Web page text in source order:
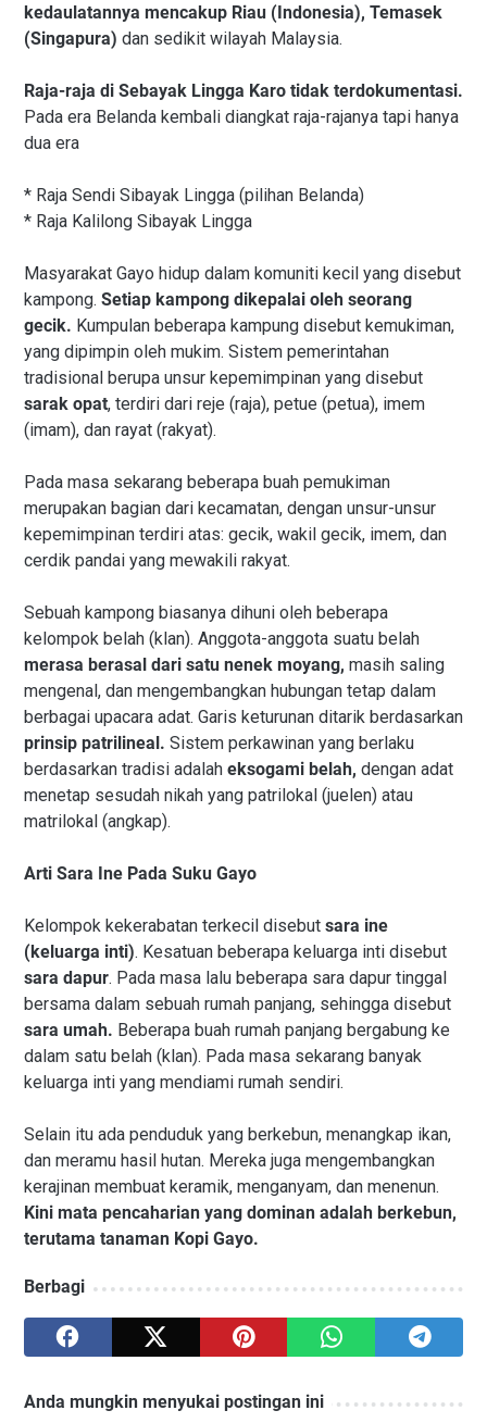
kedaulatannya mencakup Riau (Indonesia), Temasek
(Singapura) dan sedikit wilayah Malaysia.
Raja-raja di Sebayak Lingga Karo tidak terdokumentasi.
Pada era Belanda kembali diangkat raja-rajanya tapi hanya
dua era
* Raja Sendi Sibayak Lingga (pilihan Belanda)
* Raja Kalilong Sibayak Lingga
Masyarakat Gayo hidup dalam komuniti kecil yang disebut
kampong. Setiap kampong dikepalai oleh seorang
gecik. Kumpulan beberapa kampung disebut kemukiman,
yang dipimpin oleh mukim. Sistem pemerintahan
tradisional berupa unsur kepemimpinan yang disebut
sarak opat, terdiri dari reje (raja), petue (petua), imem
(imam), dan rayat (rakyat).
Pada masa sekarang beberapa buah pemukiman
merupakan bagian dari kecamatan, dengan unsur-unsur
kepemimpinan terdiri atas: gecik, wakil gecik, imem, dan
cerdik pandai yang mewakili rakyat.
Sebuah kampong biasanya dihuni oleh beberapa
kelompok belah (klan). Anggota-anggota suatu belah
merasa berasal dari satu nenek moyang, masih saling
mengenal, dan mengembangkan hubungan tetap dalam
berbagai upacara adat. Garis keturunan ditarik berdasarkan
prinsip patrilineal. Sistem perkawinan yang berlaku
berdasarkan tradisi adalah eksogami belah, dengan adat
menetap sesudah nikah yang patrilokal (juelen) atau
matrilokal (angkap).
Arti Sara Ine Pada Suku Gayo
Kelompok kekerabatan terkecil disebut sara ine
(keluarga inti). Kesatuan beberapa keluarga inti disebut
sara dapur. Pada masa lalu beberapa sara dapur tinggal
bersama dalam sebuah rumah panjang, sehingga disebut
sara umah. Beberapa buah rumah panjang bergabung ke
dalam satu belah (klan). Pada masa sekarang banyak
keluarga inti yang mendiami rumah sendiri.
Selain itu ada penduduk yang berkebun, menangkap ikan,
dan meramu hasil hutan. Mereka juga mengembangkan
kerajinan membuat keramik, menganyam, dan menenun.
Kini mata pencaharian yang dominan adalah berkebun,
terutama tanaman Kopi Gayo.
Berbagi
Anda mungkin menyukai postingan ini